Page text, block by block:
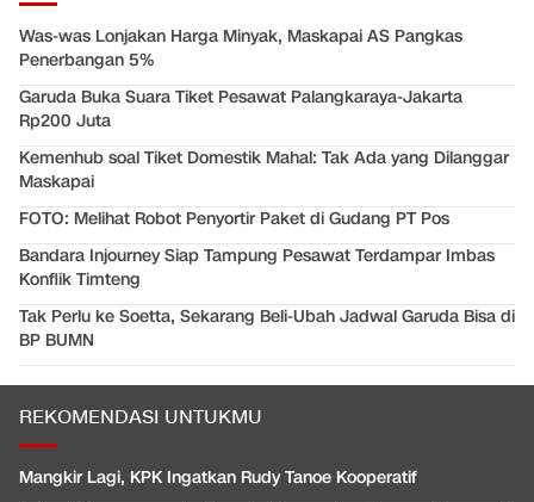
Was-was Lonjakan Harga Minyak, Maskapai AS Pangkas
Penerbangan 5%
Garuda Buka Suara Tiket Pesawat Palangkaraya-Jakarta
Rp200 Juta
Kemenhub soal Tiket Domestik Mahal: Tak Ada yang Dilanggar
Maskapai
FOTO: Melihat Robot Penyortir Paket di Gudang PT Pos
Bandara Injourney Siap Tampung Pesawat Terdampar Imbas
Konflik Timteng
Tak Perlu ke Soetta, Sekarang Beli-Ubah Jadwal Garuda Bisa di
BP BUMN
REKOMENDASI UNTUKMU
Mangkir Lagi, KPK Ingatkan Rudy Tanoe Kooperatif